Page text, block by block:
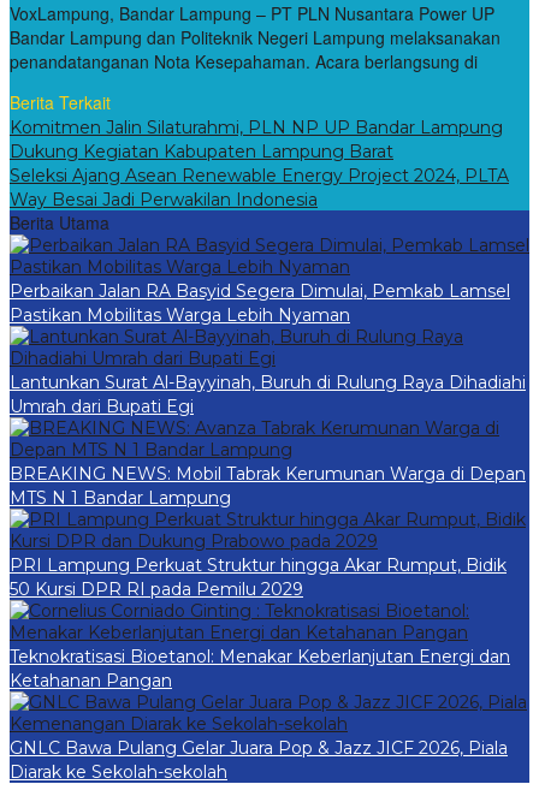
VoxLampung, Bandar Lampung – PT PLN Nusantara Power UP
Bandar Lampung dan Politeknik Negeri Lampung melaksanakan
penandatanganan Nota Kesepahaman. Acara berlangsung di
Berita Terkait
Komitmen Jalin Silaturahmi, PLN NP UP Bandar Lampung
Dukung Kegiatan Kabupaten Lampung Barat
Seleksi Ajang Asean Renewable Energy Project 2024, PLTA
Way Besai Jadi Perwakilan Indonesia
Berita Utama
Perbaikan Jalan RA Basyid Segera Dimulai, Pemkab Lamsel
Pastikan Mobilitas Warga Lebih Nyaman
Lantunkan Surat Al-Bayyinah, Buruh di Rulung Raya Dihadiahi
Umrah dari Bupati Egi
BREAKING NEWS: Mobil Tabrak Kerumunan Warga di Depan
MTS N 1 Bandar Lampung
PRI Lampung Perkuat Struktur hingga Akar Rumput, Bidik
50 Kursi DPR RI pada Pemilu 2029
Teknokratisasi Bioetanol: Menakar Keberlanjutan Energi dan
Ketahanan Pangan
GNLC Bawa Pulang Gelar Juara Pop & Jazz JICF 2026, Piala
Diarak ke Sekolah-sekolah